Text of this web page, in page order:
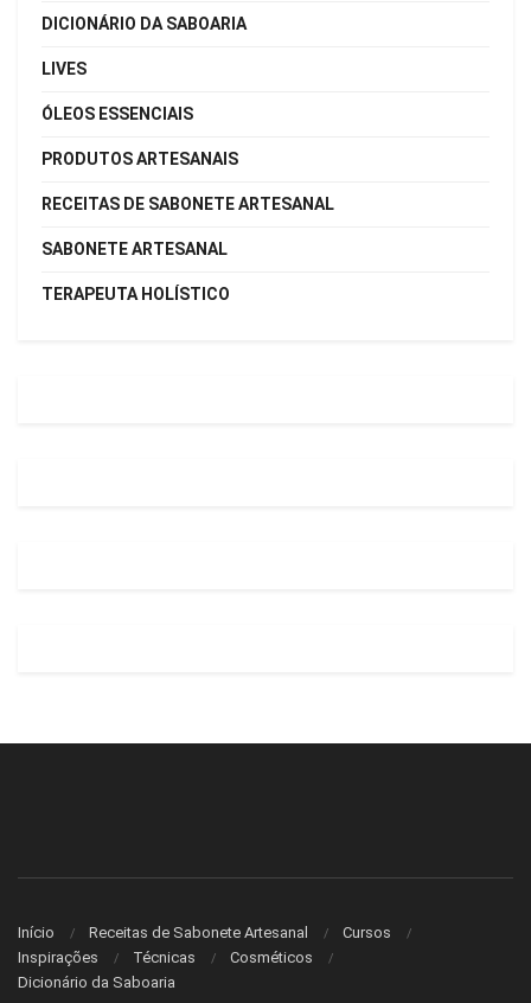
DICIONÁRIO DA SABOARIA
LIVES
ÓLEOS ESSENCIAIS
PRODUTOS ARTESANAIS
RECEITAS DE SABONETE ARTESANAL
SABONETE ARTESANAL
TERAPEUTA HOLÍSTICO
Início Receitas de Sabonete Artesanal
Cursos
Inspirações
Técnicas
Cosméticos
Dicionário da Saboaria